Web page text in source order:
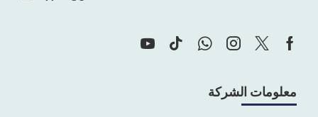
معلومات الشركة